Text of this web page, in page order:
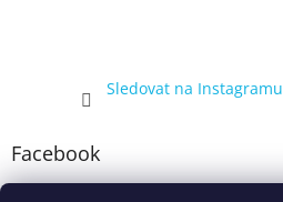
Sledovat na Instagramu
Facebook